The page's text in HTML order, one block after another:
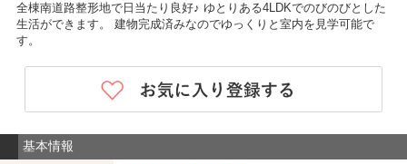
全棟南道路整形地で日当たり良好♪ ゆとりある4LDKでのびのびとした
生活ができます。 建物完成済みなのでゆっくりと室内を見学可能で
す。
基本情報